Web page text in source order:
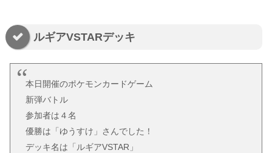
ルギアVSTARデッキ
本日開催のポケモンカードゲーム
新弾バトル
参加者は４名
優勝は「ゆうすけ」さんでした！
デッキ名は「ルギアVSTAR」